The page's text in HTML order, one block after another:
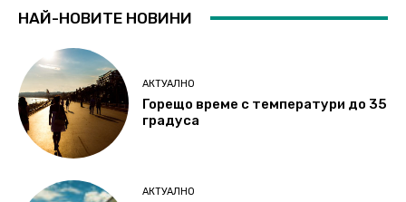
НАЙ-НОВИТЕ НОВИНИ
АКТУАЛНО
Горещо време с температури до 35
градуса
АКТУАЛНО